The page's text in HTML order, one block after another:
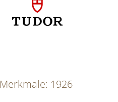
Merkmale: 1926